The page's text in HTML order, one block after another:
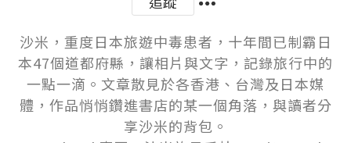
沙米，重度日本旅遊中毒患者，十年間已制霸日
本47個道都府縣，讓相片與文字，記錄旅行中的
一點一滴。文章散見於各香港、台灣及日本媒
體，作品悄悄鑽進書店的某一個角落，與讀者分
享沙米的背包。